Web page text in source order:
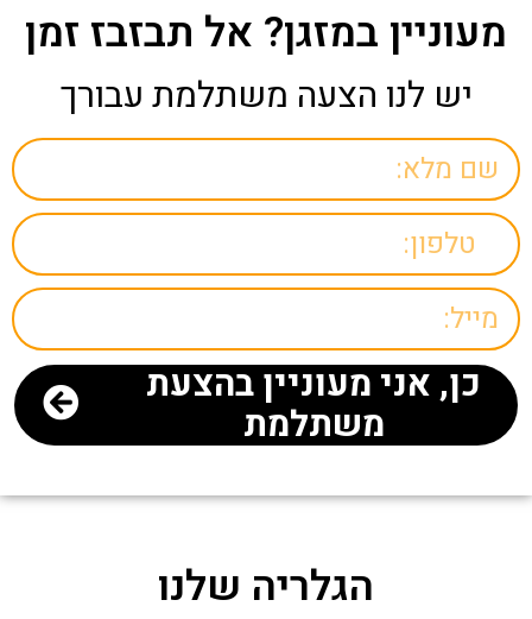
מעוניין במזגן? אל תבזבז זמן
יש לנו הצעה משתלמת עבורך
כן, אני מעוניין בהצעת
משתלמת
הגלריה שלנו